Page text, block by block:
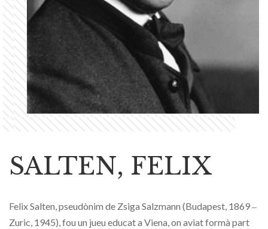
SALTEN, FELIX
Felix Salten, pseudònim de Zsiga Salzmann (Budapest, 1869 ‒
Zuric, 1945), fou un jueu educat a Viena, on aviat formà part